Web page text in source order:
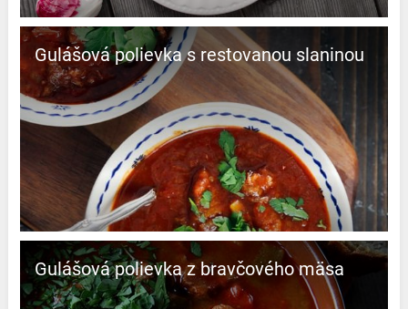
Gulášová polievka s restovanou slaninou
Gulášová polievka z bravčového mäsa